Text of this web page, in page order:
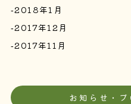
2018年1月
2017年12月
2017年11月
お知らせ・